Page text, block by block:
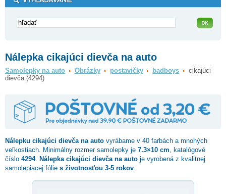
Nálepka cikajúci dievča na auto
Samolepky na auto Obrázky postavičky badboys
cikajúci
dievča (4294)
Nálepku cikajúci dievča na auto vyrábame v 40 farbách a mnohých
veľkostiach. Minimálny rozmer samolepky je 7.3×10 cm , katalógové
číslo 4294. Nálepka cikajúci dievča na auto je vyrobená z kvalitnej
samolepiacej fólie s životnosťou 3-5 rokov